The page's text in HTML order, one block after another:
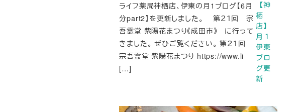
【神
栖
店】
月１
伊東
ブロ
グ更
新
ライフ薬局神栖店、伊東の月1ブログ【6月
分part2】を更新しました。 第２１回 宗
吾霊堂 紫陽花まつり《成田市》 に行って
きました。 ぜひご覧ください。 第２１回
宗吾霊堂 紫陽花まつり https://www.li
[…]